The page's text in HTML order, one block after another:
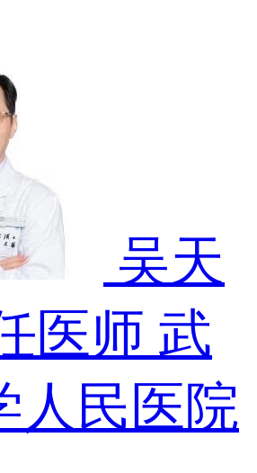
吴天
医师 武
人民医院